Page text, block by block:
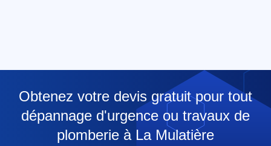
Obtenez votre devis gratuit pour tout
dépannage d'urgence ou travaux de
plomberie à La Mulatière